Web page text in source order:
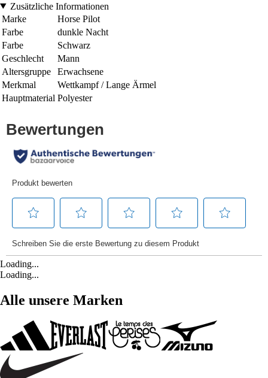
Zusätzliche Informationen
Marke
Horse Pilot
Farbe
dunkle Nacht
Farbe
Schwarz
Geschlecht
Mann
Altersgruppe
Erwachsene
Merkmal
Wettkampf / Lange Ärmel
Hauptmaterial Polyester
Loading...
Loading...
Alle unsere Marken